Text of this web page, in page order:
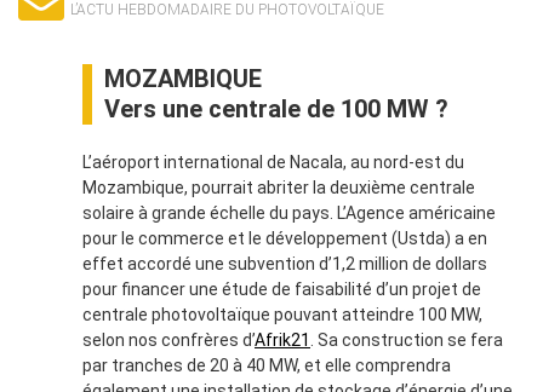
L’ACTU HEBDOMADAIRE DU PHOTOVOLTAÏQUE
MOZAMBIQUE
Vers une centrale de 100 MW ?
L’aéroport international de Nacala, au nord-est du
Mozambique, pourrait abriter la deuxième centrale
solaire à grande échelle du pays. L’Agence américaine
pour le commerce et le développement (Ustda) a en
effet accordé une subvention d’1,2 million de dollars
pour financer une étude de faisabilité d’un projet de
centrale photovoltaïque pouvant atteindre 100 MW,
selon nos confrères d’Afrik21 . Sa construction se fera
par tranches de 20 à 40 MW, et elle comprendra